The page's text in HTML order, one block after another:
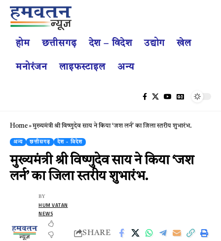
होम छत्तीसगढ़ देश – विदेश उद्योग खेल
मनोरंजन लाइफस्टाइल अन्य
Home»मुख्यमंत्री श्री विष्णुदेव साय ने किया ‘जश लर्न’ का जिला स्तरीय शुभारंभ.
अन्य छत्तीसगढ़ देश - विदेश
मुख्यमंत्री श्री विष्णुदेव साय ने किया ‘जश
लर्न’ का जिला स्तरीय शुभारंभ.
BY
HUM VATAN
NEWS
SHARE